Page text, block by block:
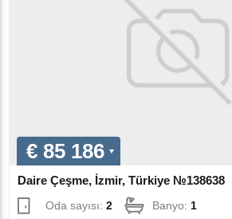
€ 85 186
Daire Çeşme, İzmir, Türkiye №138638
Oda sayısı:2 Banyo: 1